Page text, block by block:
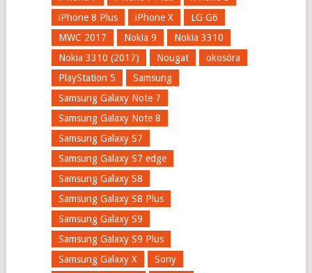
iPhone 8 Plus
iPhone X
LG G6
MWC 2017
Nokia 9
Nokia 3310
Nokia 3310 (2017)
Nougat
okosóra
PlayStation 5
Samsung
Samsung Galaxy Note 7
Samsung Galaxy Note 8
Samsung Galaxy S7
Samsung Galaxy S7 edge
Samsung Galaxy S8
Samsung Galaxy S8 Plus
Samsung Galaxy S9
Samsung Galaxy S9 Plus
Samsung Galaxy X
Sony